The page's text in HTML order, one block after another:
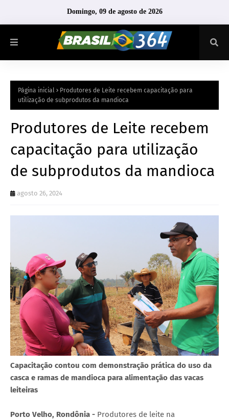
Domingo, 09 de agosto de 2026
Página inicial
Produtores de Leite recebem capacitação para
utilização de subprodutos da mandioca
Produtores de Leite recebem
capacitação para utilização
de subprodutos da mandioca
agosto 26, 2024
Capacitação contou com demonstração prática do uso da
casca e ramas de mandioca para alimentação das vacas
leiteiras
Porto Velho, Rondônia - Produtores de leite na